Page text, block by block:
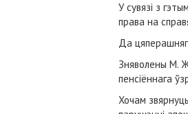
У сувязі з
права на
Да
Зняволены М.
пенсіённага
Хочам